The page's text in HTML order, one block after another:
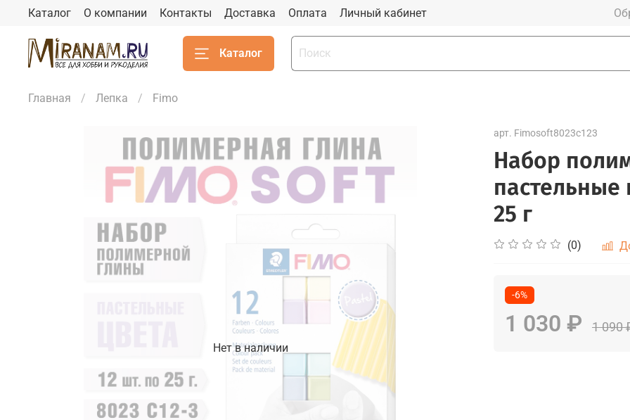
Каталог О компании Контакты Доставка Оплата Личный кабинет
Каталог
Главная Лепка Fimo
Нет в наличии
арт. Fimosoft8023c123
Набор
пастельные
25 г
(0)
-6%
1 030 ₽ 1 090